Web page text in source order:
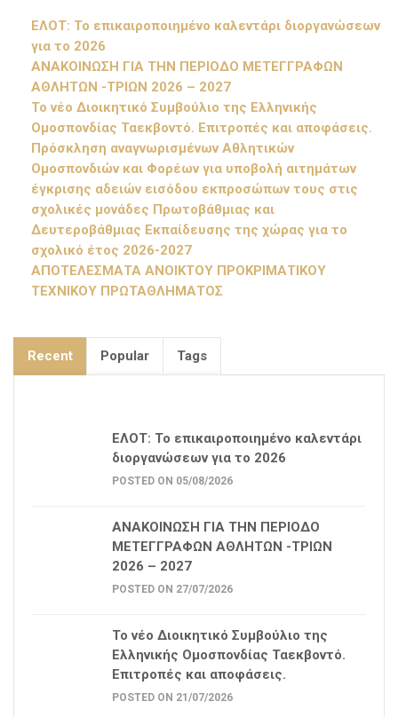
ΕΛΟΤ: Το επικαιροποιημένο καλεντάρι διοργανώσεων
για το 2026
ΑΝΑΚΟΙΝΩΣΗ ΓΙΑ ΤΗΝ ΠΕΡΙΟΔΟ ΜΕΤΕΓΓΡΑΦΩΝ
ΑΘΛΗΤΩΝ -ΤΡΙΩΝ 2026 – 2027
Το νέο Διοικητικό Συμβούλιο της Ελληνικής
Ομοσπονδίας Ταεκβοντό. Επιτροπές και αποφάσεις.
Πρόσκληση αναγνωρισμένων Αθλητικών
Ομοσπονδιών και Φορέων για υποβολή αιτημάτων
έγκρισης αδειών εισόδου εκπροσώπων τους στις
σχολικές μονάδες Πρωτοβάθμιας και
Δευτεροβάθμιας Εκπαίδευσης της χώρας για το
σχολικό έτος 2026-2027
ΑΠΟΤΕΛΕΣΜΑΤΑ ΑΝΟΙΚΤΟΥ ΠΡΟΚΡΙΜΑΤΙΚΟΥ
ΤΕΧΝΙΚΟΥ ΠΡΩΤΑΘΛΗΜΑΤΟΣ
Recent Popular Tags
ΕΛΟΤ: Το επικαιροποιημένο καλεντάρι
διοργανώσεων για το 2026
POSTED ON 05/08/2026
ΑΝΑΚΟΙΝΩΣΗ ΓΙΑ ΤΗΝ ΠΕΡΙΟΔΟ
ΜΕΤΕΓΓΡΑΦΩΝ ΑΘΛΗΤΩΝ -ΤΡΙΩΝ
2026 – 2027
POSTED ON 27/07/2026
Το νέο Διοικητικό Συμβούλιο της
Ελληνικής Ομοσπονδίας Ταεκβοντό.
Επιτροπές και αποφάσεις.
POSTED ON 21/07/2026